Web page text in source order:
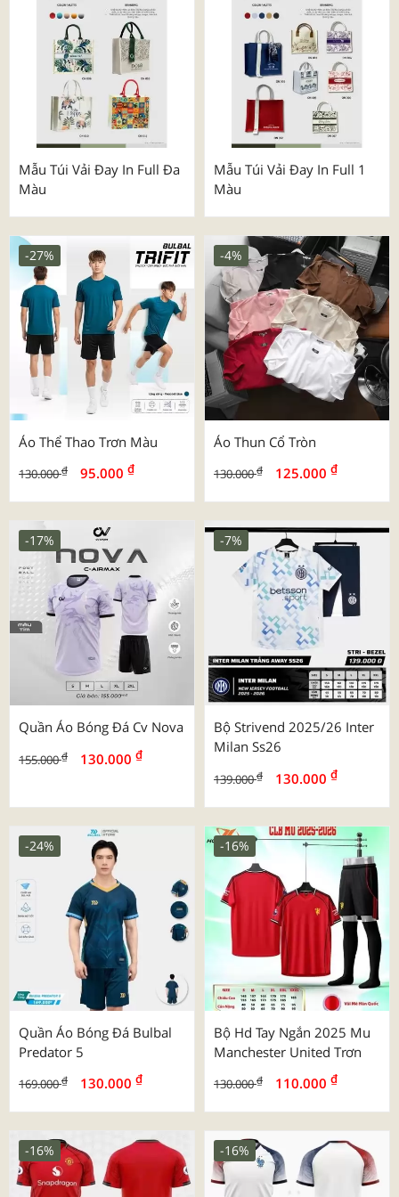
Mẫu Túi Vải Đay In Full Đa
Màu
Mẫu Túi Vải Đay In Full 1
Màu
Áo Thể Thao Trơn Màu
130.000₫ 95.000 ₫
-27%
Áo Thun Cổ Tròn
130.000₫ 125.000 ₫
-4%
Quần Áo Bóng Đá Cv Nova
155.000₫ 130.000 ₫
-17%
Bộ Strivend 2025/26 Inter
Milan Ss26
139.000₫ 130.000 ₫
-7%
Quần Áo Bóng Đá Bulbal
Predator 5
169.000₫ 130.000 ₫
-24%
Bộ Hd Tay Ngắn 2025 Mu
Manchester United Trơn
130.000₫ 110.000 ₫
-16%
-16% -16%